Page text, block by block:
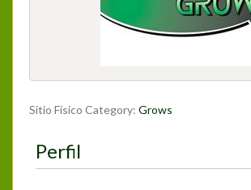
Sitio Físico Category: Grows
Perfil